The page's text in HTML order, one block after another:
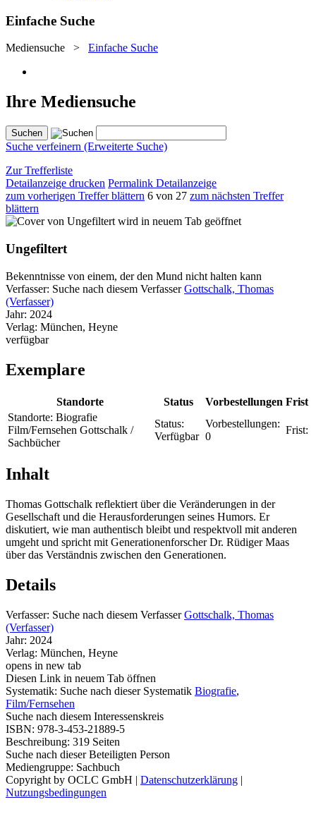
Einfache Suche
Mediensuche > Einfache Suche
Ihre Mediensuche
Suche verfeinern (Erweiterte Suche)
Zur Trefferliste
Detailanzeige drucken Permalink Detailanzeige
zum vorherigen Treffer blättern 6 von 27 zum nächsten Treffer
blättern
wird in neuem Tab geöffnet
Ungefiltert
Bekenntnisse von einem, der den Mund nicht halten kann
Verfasser: Suche nach diesem Verfasser Gottschalk, Thomas
(Verfasser)
Jahr: 2024
Verlag: München, Heyne
verfügbar
Exemplare
Standorte Status Vorbestellungen Frist
Standorte: Biografie
Film/Fernsehen Gottschalk /
Sachbücher
Status:
Verfügbar
Vorbestellungen:
0
Frist:
Inhalt
Thomas Gottschalk reflektiert über die Veränderungen in der
Gesellschaft und die Herausforderungen seines Humors. Er
diskutiert, wie man authentisch bleibt und respektvoll mit anderen
umgeht und spricht mit Generationenforscher Dr. Rüdiger Maas
über das Verständnis zwischen den Generationen.
Details
Verfasser: Suche nach diesem Verfasser Gottschalk, Thomas
(Verfasser)
Jahr: 2024
Verlag: München, Heyne
opens in new tab
Diesen Link in neuem Tab öffnen
Systematik: Suche nach dieser Systematik Biografie,
Film/Fernsehen
Suche nach diesem Interessenskreis
ISBN: 978-3-453-21889-5
Beschreibung: 319 Seiten
Suche nach dieser Beteiligten Person
Mediengruppe: Sachbuch
Copyright by OCLC GmbH | Datenschutzerklärung |
Nutzungsbedingungen